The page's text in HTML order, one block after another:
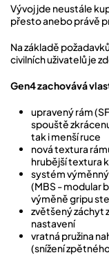
Vývoj jde neustále
přesto anebo právě
Na základě
civilních uživatelů je
Gen4 zachovává
upravený rám
spouště
tak i menší ruce
nová textura
hrubější textura
systém
(MBS - modular
výměně gripu
zvětšený záchyt
nastavení
vratná pružina
(snížení